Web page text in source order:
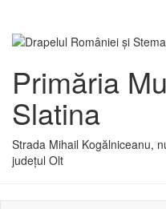
Primăria
Slatina
Strada Mihail Kogălniceanu,
județul Olt